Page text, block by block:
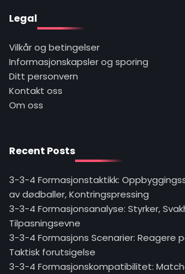
Legal
Vilkår og betingelser
Informasjonskapsler og sporing
Ditt personvern
Kontakt oss
Om oss
Recent Posts
3-3-4 Formasjonstaktikk:
av dødballer, Kontringspressing
3-3-4 Formasjonsanalyse: Styrker,
Tilpasningsevne
3-3-4 Formasjons Scenarier: Reagere
Taktisk forutsigelse
3-3-4 Formasjonskompatibilitet: